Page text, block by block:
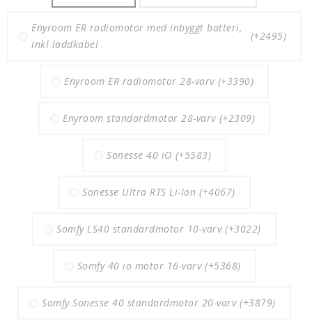
Enyroom ER radiomotor med inbyggt batteri,
inkl laddkabel
(+2495)
Enyroom ER radiomotor 28-varv (+3390)
Enyroom standardmotor 28-varv (+2309)
Sonesse 40 iO (+5583)
Sonesse Ultra RTS Li-Ion (+4067)
Somfy LS40 standardmotor 10-varv (+3022)
Somfy 40 io motor 16-varv (+5368)
Somfy Sonesse 40 standardmotor 20-varv (+3879)